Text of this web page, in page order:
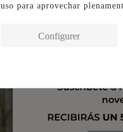
uso para aprovechar
Configurer